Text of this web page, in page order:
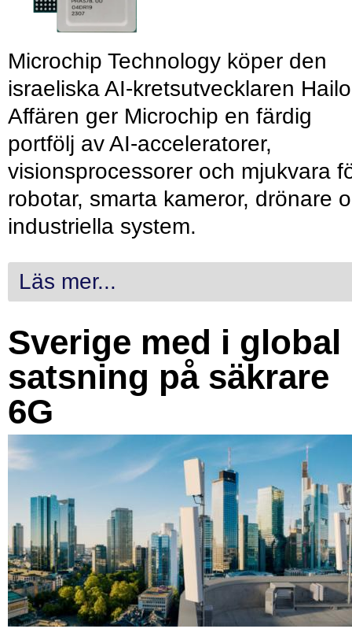
Microchip Technology köper den
israeliska AI-kretsutvecklaren
Affären ger Microchip en färdig
portfölj av AI-acceleratorer,
visionsprocessorer och mjukvara
robotar, smarta kameror, drönare
industriella system.
Läs mer...
Sverige med i global
satsning på säkrare
6G